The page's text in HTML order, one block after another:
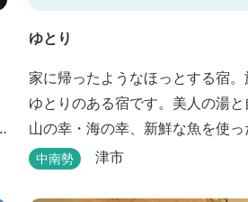
ゆとり
家に帰ったようなほっとする宿
ゆとりのある宿です。美人の湯
山の幸・海の幸、新鮮な魚を使
しみいただけます。
中南勢 津市